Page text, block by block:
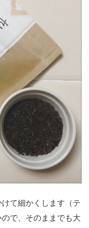
て細かくします（テ
で、そのままでも大